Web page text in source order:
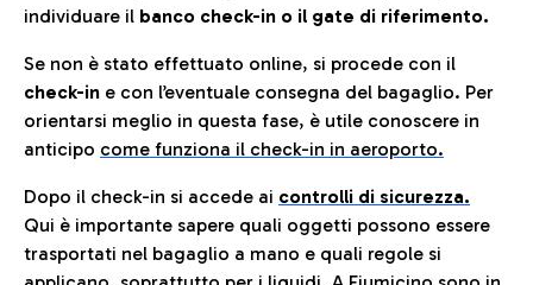
individuare il banco check-in o il gate di riferimento.
Se non è stato effettuato online, si procede con il
check-in e con l’eventuale consegna del bagaglio. Per
orientarsi meglio in questa fase, è utile conoscere in
anticipo come funziona il check-in in aeroporto.
Dopo il check-in si accede ai controlli di sicurezza.
Qui è importante sapere quali oggetti possono essere
trasportati nel bagaglio a mano e quali regole si